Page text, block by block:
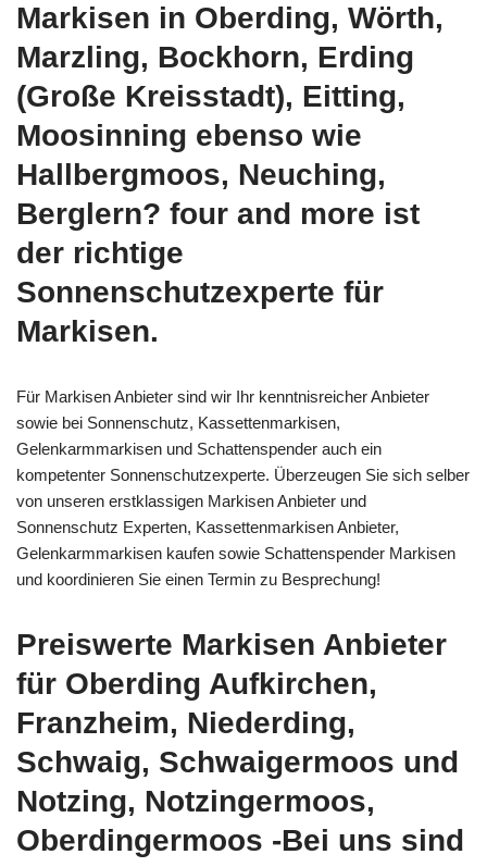
Markisen in Oberding, Wörth,
Marzling, Bockhorn, Erding
(Große Kreisstadt), Eitting,
Moosinning ebenso wie
Hallbergmoos, Neuching,
Berglern? four and more ist
der richtige
Sonnenschutzexperte für
Markisen.
Für Markisen Anbieter sind wir Ihr kenntnisreicher Anbieter
sowie bei Sonnenschutz, Kassettenmarkisen,
Gelenkarmmarkisen und Schattenspender auch ein
kompetenter Sonnenschutzexperte. Überzeugen Sie sich selber
von unseren erstklassigen Markisen Anbieter und
Sonnenschutz Experten, Kassettenmarkisen Anbieter,
Gelenkarmmarkisen kaufen sowie Schattenspender Markisen
und koordinieren Sie einen Termin zu Besprechung!
Preiswerte Markisen Anbieter
für Oberding Aufkirchen,
Franzheim, Niederding,
Schwaig, Schwaigermoos und
Notzing, Notzingermoos,
Oberdingermoos -Bei uns sind